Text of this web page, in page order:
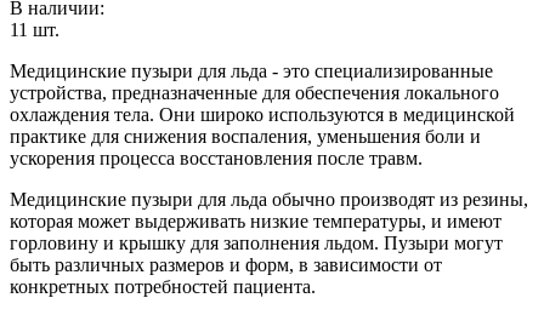
В наличии:
11 шт.
Медицинские пузыри для льда - это специализированные
устройства, предназначенные для обеспечения локального
охлаждения тела. Они широко используются в медицинской
практике для снижения воспаления, уменьшения боли и
ускорения процесса восстановления после травм.
Медицинские пузыри для льда обычно производят из резины,
которая может выдерживать низкие температуры, и имеют
горловину и крышку для заполнения льдом. Пузыри могут
быть различных размеров и форм, в зависимости от
конкретных потребностей пациента.